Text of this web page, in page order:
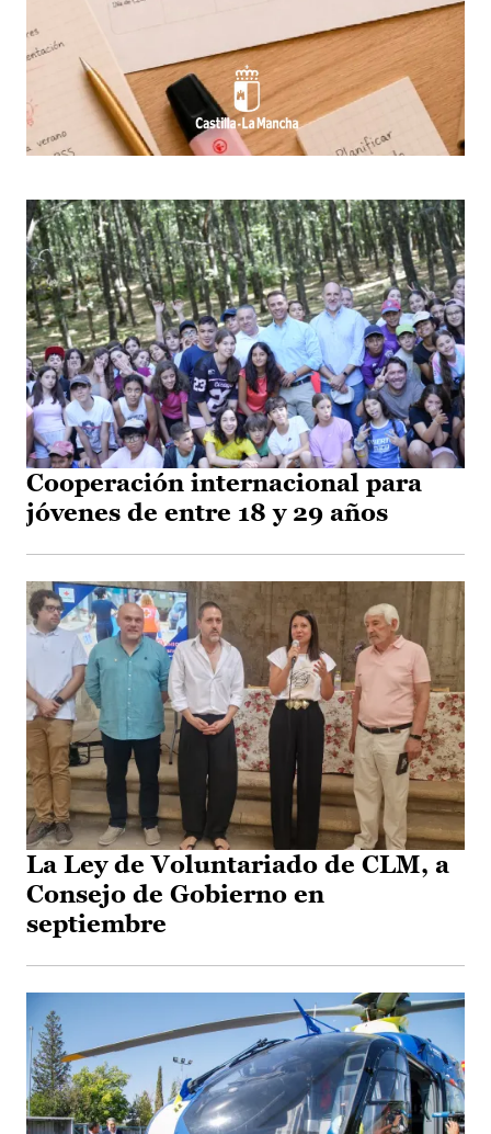
Cooperación internacional para
jóvenes de entre 18 y 29 años
La Ley de Voluntariado de CLM, a
Consejo de Gobierno en
septiembre